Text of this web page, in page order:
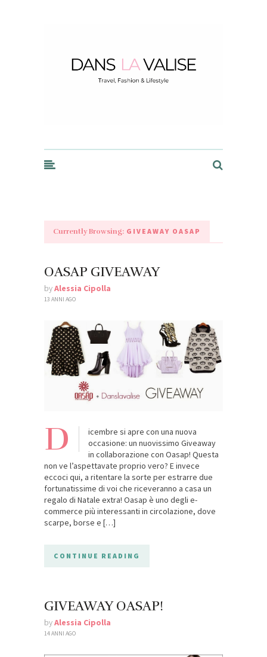
Currently Browsing: GIVEAWAY OASAP
OASAP GIVEAWAY
byAlessia Cipolla
13 ANNI AGO
D
icembre si apre con una nuova
occasione: un nuovissimo Giveaway
in collaborazione con Oasap! Questa
non ve l’aspettavate proprio vero? E invece
eccoci qui, a ritentare la sorte per estrarre due
fortunatissime di voi che riceveranno a casa un
regalo di Natale extra! Oasap è uno degli e-
commerce più interessanti in circolazione, dove
scarpe, borse e […]
CONTINUE READING
GIVEAWAY OASAP!
byAlessia Cipolla
14 ANNI AGO